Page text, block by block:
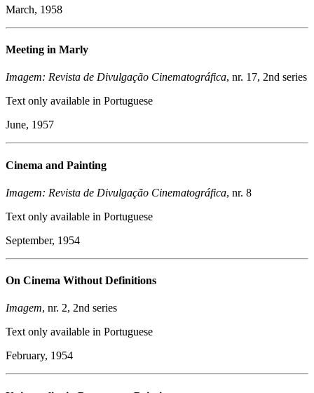
March, 1958
Meeting in Marly
Imagem: Revista de Divulgação Cinematográfica, nr. 17, 2nd series
Text only available in Portuguese
June, 1957
Cinema and Painting
Imagem: Revista de Divulgação Cinematográfica, nr. 8
Text only available in Portuguese
September, 1954
On Cinema Without Definitions
Imagem, nr. 2, 2nd series
Text only available in Portuguese
​February, 1954